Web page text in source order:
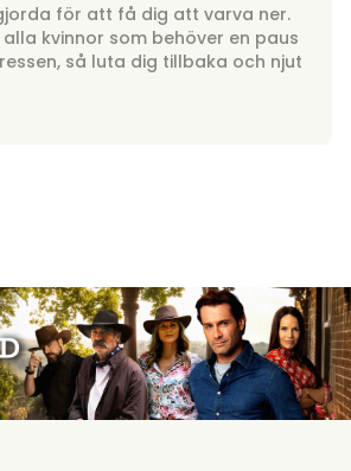
för att få dig att varva ner.
kvinnor som behöver en paus
så luta dig tillbaka och njut